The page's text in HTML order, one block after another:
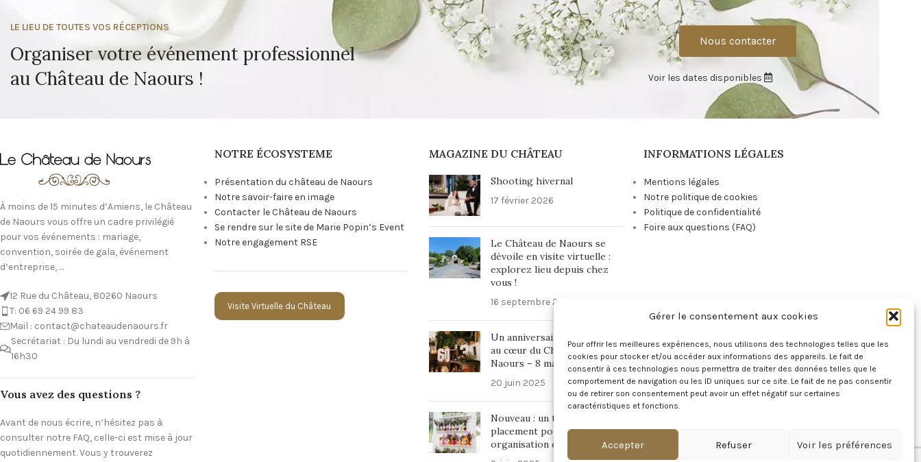
Gérer le consentement aux cookies
Pour offrir les meilleures expériences, nous utilisons des technologies telles que les
cookies pour stocker et/ou accéder aux informations des appareils. Le fait de
consentir à ces technologies nous permettra de traiter des données telles que le
comportement de navigation ou les ID uniques sur ce site. Le fait de ne pas consentir
ou de retirer son consentement peut avoir un effet négatif sur certaines
caractéristiques et fonctions.
Accepter Refuser Voir les préférences
LE LIEU DE TOUTES VOS RÉCEPTIONS
Organiser votre événement professionnel
au Château de Naours !
Nous contacter
Voir les dates disponibles
À moins de 15 minutes d’Amiens, le Château
de Naours vous offre un cadre privilégié
pour vos événements : mariage,
convention, soirée de gala, événement
d’entreprise, …
12 Rue du Château, 80260 Naours
T: 06 69 24 99 83
Mail : contact@chateaudenaours.fr
Secrétariat : Du lundi au vendredi de 9h à
16h30
Vous avez des questions ?
Avant de nous écrire, n’hésitez pas à
consulter notre FAQ, celle-ci est mise à jour
quotidiennement. Vous y trouverez
NOTRE ÉCOSYSTEME
Présentation du château de Naours
Notre savoir-faire en image
Contacter le Château de Naours
Se rendre sur le site de Marie Popin’s Event
Notre engagement RSE
Visite Virtuelle du Château
MAGAZINE DU CHÂTEAU
Shooting hivernal
17 février 2026
Le Château de Naours se
dévoile en visite virtuelle :
explorez lieu depuis chez
vous !
16 septembre 2025
Un anniversaire inoubliable
au cœur du Château de
Naours – 8 mars 2025
20 juin 2025
Nouveau : un tableau de
placement pour une
organisation chic et fluide !
INFORMATIONS LÉGALES
Mentions légales
Notre politique de cookies
Politique de confidentialité
Foire aux questions (FAQ)